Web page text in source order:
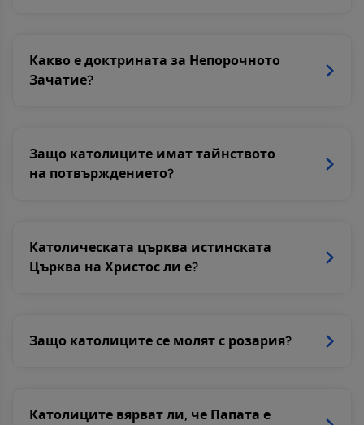
Какво е доктрината за Непорочното
Зачатие?
Защо католиците имат тайнството
на потвърждението?
Католическата църква истинската
Църква на Христос ли е?
Защо католиците се молят с розария?
Католиците вярват ли, че Папата е